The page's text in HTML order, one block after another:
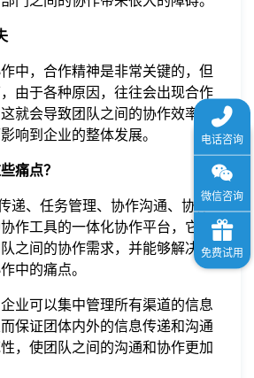
中，合作精神是非常关键的，但
由于各种原因，往往会出现合作
就会导致团队之间的协作效率和
响到企业的整体发展。
痛点？
递、任务管理、协作沟通、协作
作工具的一体化协作平台，它能
之间的协作需求，并能够解决上
中的痛点。
业可以集中管理所有渠道的信息
保证团体内外的信息传递和沟通
，使团队之间的沟通和协作更加